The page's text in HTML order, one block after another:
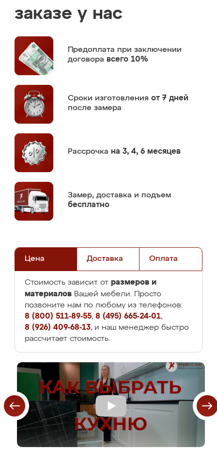
заказе у нас
Предоплата при заключении
договора всего 10%
Сроки изготовления от 7 дней
после замера
Рассрочка на 3, 4, 6 месяцев
Замер, доставка и подъем
бесплатно
Цена Доставка Оплата
Стоимость зависит от размеров и
материалов Вашей мебели. Просто
позвоните нам по любому из телефонов:
8 (800) 511-89-55, 8 (495) 665-24-01,
8 (926) 409-68-13, и наш менеджер быстро
рассчитает стоимость.